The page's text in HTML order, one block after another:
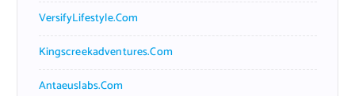
VersifyLifestyle.com
Kingscreekadventures.com
Antaeuslabs.com